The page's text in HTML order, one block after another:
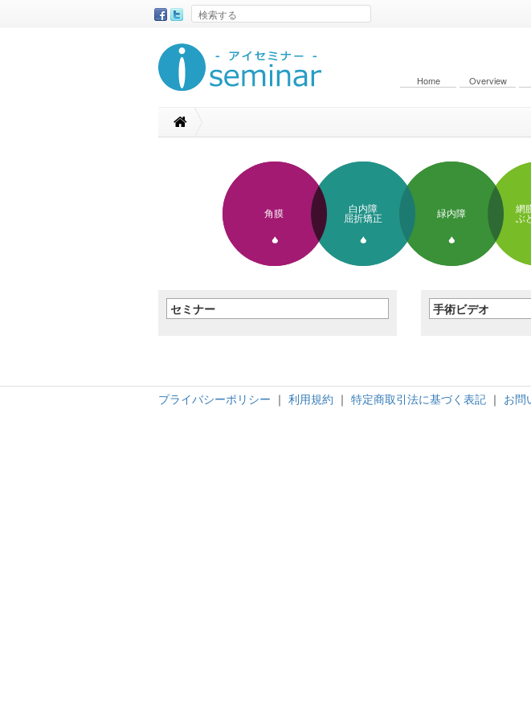
Home Overview
角膜
白内障
屈折矯正
緑内障
網
ぶ
セミナー 手術ビデオ
プライバシーポリシー ｜ 利用規約 ｜ 特定商取引法に基づく表記 ｜ お問